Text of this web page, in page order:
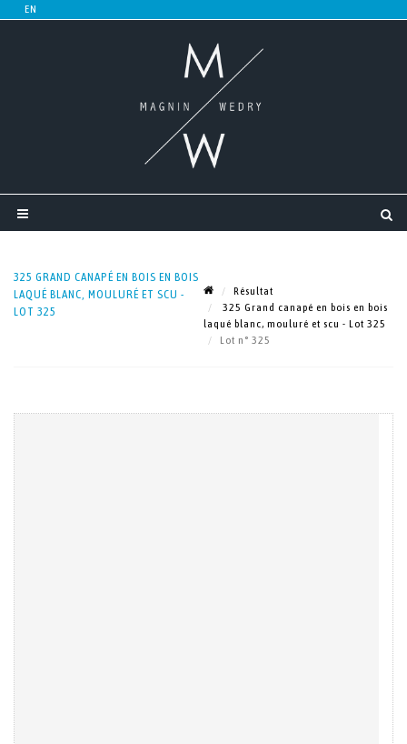
325 GRAND CANAPÉ EN BOIS EN BOIS
LAQUÉ BLANC, MOULURÉ ET SCU -
LOT 325
Résultat
325 Grand canapé en bois en bois
laqué blanc, mouluré et scu - Lot 325
Lot n° 325